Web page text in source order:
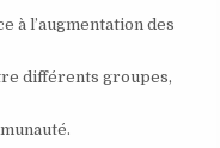
à l’augmentation des
différents groupes,